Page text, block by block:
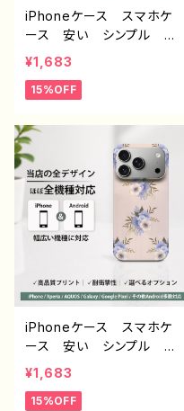
iPhoneケース スマホケ
ース 安い シンプル か
っこいい おしゃれ かわ
いい クール メンズ レ
ディース エモい画像 綺
すめ 人気 クリエイタ
ー iPhone15/14/13/12/11
AQUOS sense 4 5 6
Xperia Googlepixel
Galaxy Android アンド
ロイド ケース ノンブラン
ド オリジナル デザイン
グッズ タイトル：エモいス
マホケース PART375-1
J1-9
¥1,683
15%OFF
iPhoneケース スマホケ
ース 安い シンプル 花
柄 おしゃれ かわいい
レディース 個性的 韓国
風 おすすめ 人気 クリ
¥1,683
15%OFF